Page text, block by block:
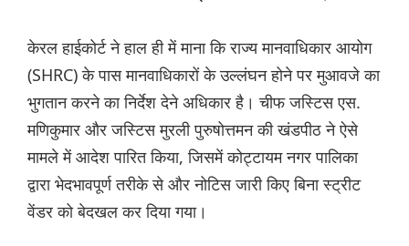
केरल हाईकोर्ट ने हाल ही में माना कि राज्य मानवाधिकार आयोग
(SHRC) के पास मानवाधिकारों के उल्लंघन होने पर मुआवजे का
भुगतान करने का निर्देश देने अधिकार है। चीफ जस्टिस एस.
मणिकुमार और जस्टिस मुरली पुरुषोत्तमन की खंडपीठ ने ऐसे
मामले में आदेश पारित किया, जिसमें कोट्टायम नगर पालिका
द्वारा भेदभावपूर्ण तरीके से और नोटिस जारी किए बिना स्ट्रीट
वेंडर को बेदखल कर दिया गया।